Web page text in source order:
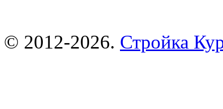
© 2012-2026. Стройка